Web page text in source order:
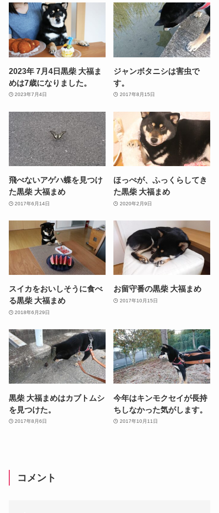
2023年 7月4日黒柴 大福ま
めは7歳になりました。
2023年7月4日
ジャンボタニシは害虫で
す。
2017年8月15日
飛べないアゲハ蝶を見つけ
た黒柴 大福まめ
2017年6月14日
ほっぺが、ふっくらしてき
た黒柴 大福まめ
2020年2月9日
スイカをおいしそうに食べ
る黒柴 大福まめ
2018年6月29日
お留守番の黒柴 大福まめ
2017年10月15日
黒柴 大福まめはカブトムシ
を見つけた。
2017年8月6日
今年はキンモクセイが長持
ちしなかった気がします。
2017年10月11日
コメント